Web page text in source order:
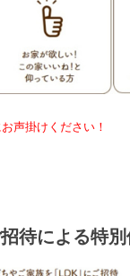
声掛けください！
待による特別